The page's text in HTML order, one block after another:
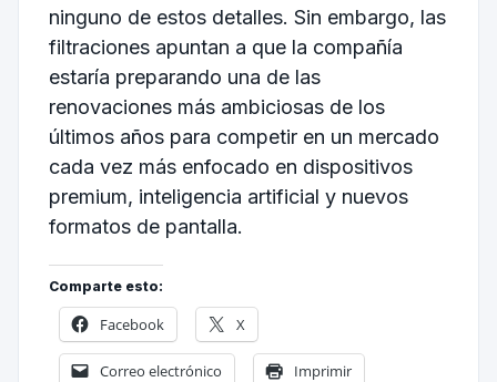
ninguno de estos detalles. Sin embargo, las
filtraciones apuntan a que la compañía
estaría preparando una de las
renovaciones más ambiciosas de los
últimos años para competir en un mercado
cada vez más enfocado en dispositivos
premium, inteligencia artificial y nuevos
formatos de pantalla.
Comparte esto:
Facebook X
Correo electrónico Imprimir